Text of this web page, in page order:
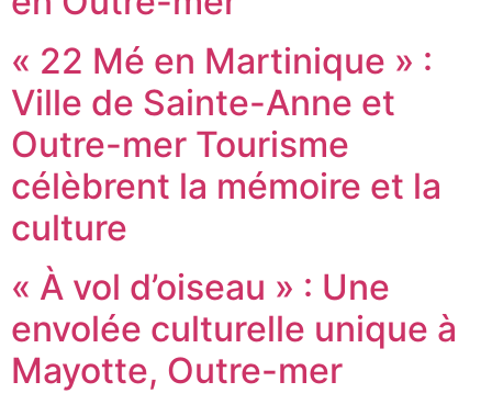
« 22 Mé en Martinique » :
Ville de Sainte-Anne et
Outre-mer Tourisme
célèbrent la mémoire et la
culture
« À vol d’oiseau » : Une
envolée culturelle unique à
Mayotte, Outre-mer